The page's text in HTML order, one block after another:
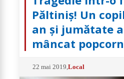
Păltiniș! Un
an și jumătate
mâncat popcorn
22 mai 2019 ,Local